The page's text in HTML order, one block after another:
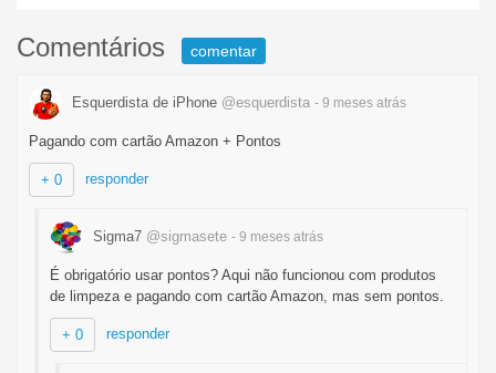
Comentários comentar
Esquerdista de iPhone @esquerdista - 9 meses atrás
Pagando com cartão Amazon + Pontos
+ 0 responder
Sigma7 @sigmasete - 9 meses atrás
É obrigatório usar pontos? Aqui não funcionou com produtos
de limpeza e pagando com cartão Amazon, mas sem pontos.
+ 0 responder